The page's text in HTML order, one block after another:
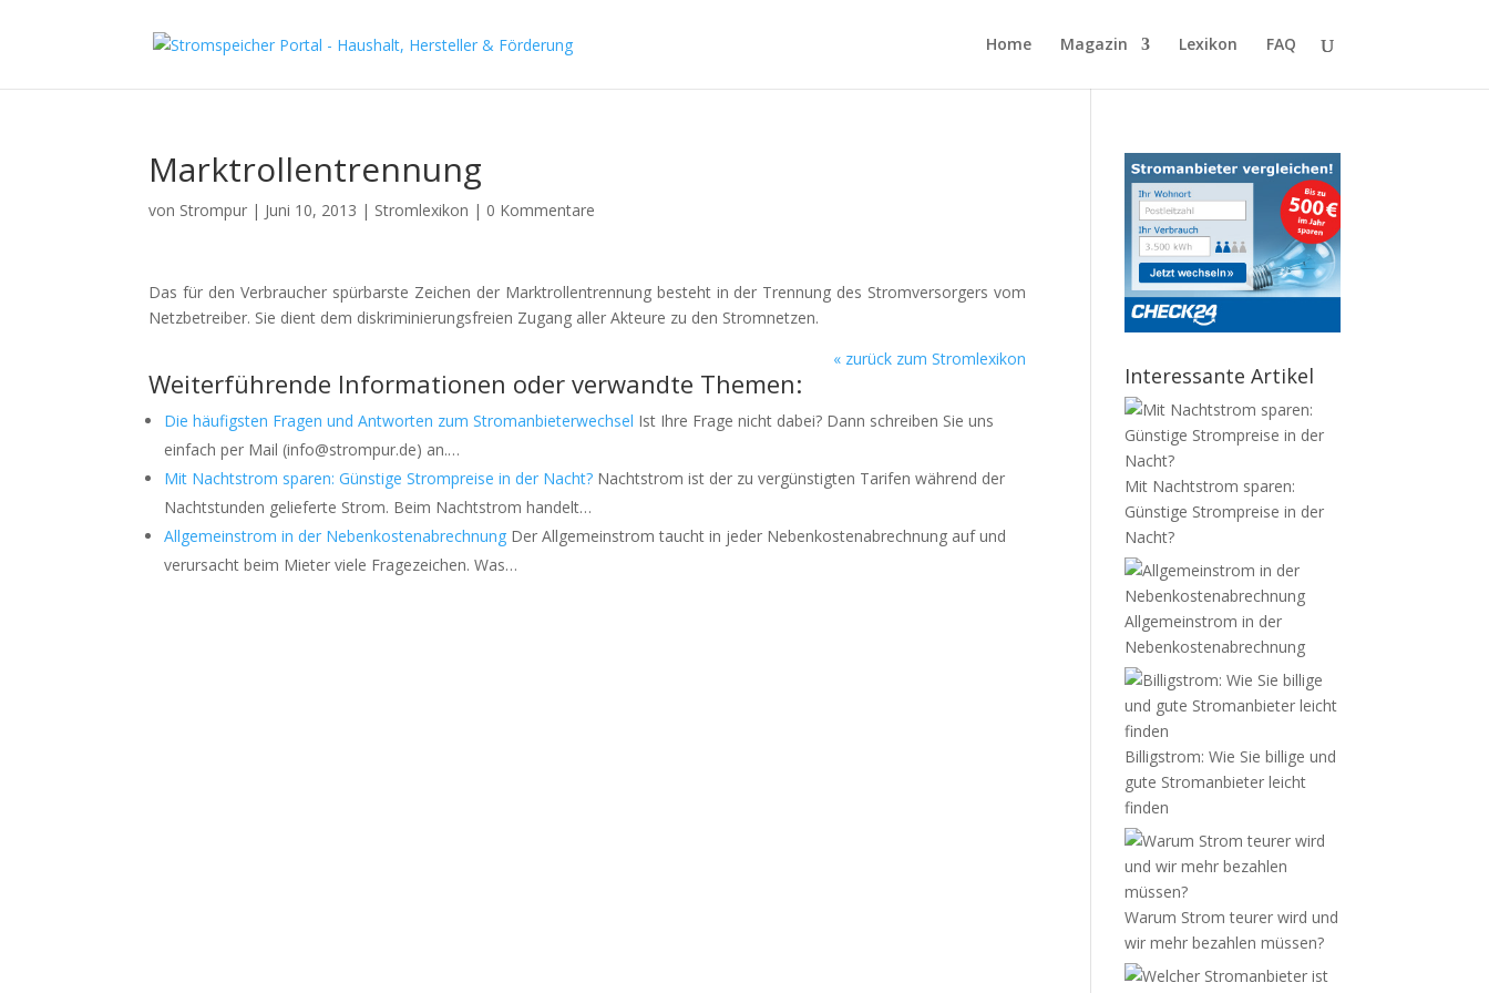
Home Magazin Lexikon FAQ
Marktrollentrennung
von Strompur | Juni 10, 2013 | Stromlexikon | 0 Kommentare
Das für den Verbraucher spürbarste Zeichen der Marktrollentrennung besteht in der Trennung des Stromversorgers vom
Netzbetreiber. Sie dient dem diskriminierungsfreien Zugang aller Akteure zu den Stromnetzen.
« zurück zum Stromlexikon
Weiterführende Informationen oder verwandte Themen:
Die häufigsten Fragen und Antworten zum Stromanbieterwechsel Ist Ihre Frage nicht dabei? Dann schreiben Sie uns
einfach per Mail (info@strompur.de) an.…
Mit Nachtstrom sparen: Günstige Strompreise in der Nacht? Nachtstrom ist der zu vergünstigten Tarifen während der
Nachtstunden gelieferte Strom. Beim Nachtstrom handelt…
Allgemeinstrom in der Nebenkostenabrechnung Der Allgemeinstrom taucht in jeder Nebenkostenabrechnung auf und
verursacht beim Mieter viele Fragezeichen. Was…
Interessante Artikel
Mit Nachtstrom sparen:
Günstige Strompreise in der
Nacht?
Allgemeinstrom in der
Nebenkostenabrechnung
Billigstrom: Wie Sie billige und
gute Stromanbieter leicht
finden
Warum Strom teurer wird und
wir mehr bezahlen müssen?